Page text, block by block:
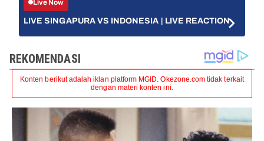
Live Now
LIVE SINGAPURA VS INDONESIA | LIVE REACTION